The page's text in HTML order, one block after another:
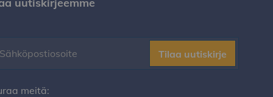
Tilaa uutiskirje
meitä: